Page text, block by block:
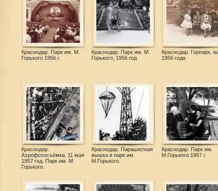
Краснодар. Парк им. М.
Горького 1956 г.
Краснодар. Парк им. М.
Горького, 1956 год
Краснодар. Горпарк,
1956 года
Краснодар.
Аэрофотосъёмка. 11 мая
1957 год. Парк им. М.
Горького.
Краснодар. Парашютная
вышка в парк им.
М.Горького.
Краснодар. Парк им.
М.Горького 1957 г.